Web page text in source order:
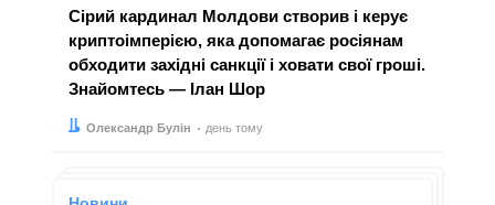
Сірий кардинал Молдови створив і керує
криптоімперією, яка допомагає росіянам
обходити західні санкції і ховати свої гроші.
Знайомтесь — Ілан Шор
Автор:
Олександр Булін
Дата: день тому